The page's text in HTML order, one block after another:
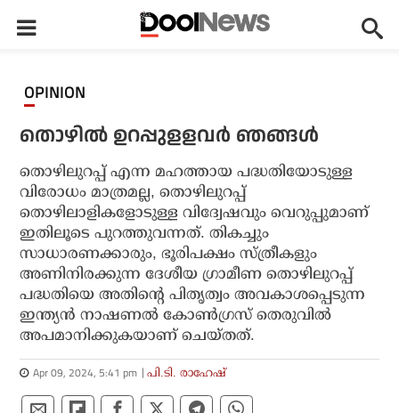
OPINION
തൊഴില്‍ ഉറപ്പുളളവര്‍ ഞങ്ങള്‍
തൊഴിലുറപ്പ് എന്ന മഹത്തായ പദ്ധതിയോടുള്ള
വിരോധം മാത്രമല്ല, തൊഴിലുറപ്പ്
തൊഴിലാളികളോടുള്ള വിദ്വേഷവും വെറുപ്പുമാണ്
ഇതിലൂടെ പുറത്തുവന്നത്. തികച്ചും
സാധാരണക്കാരും, ഭൂരിപക്ഷം സ്ത്രീകളും
അണിനിരക്കുന്ന ദേശീയ ഗ്രാമീണ തൊഴിലുറപ്പ്
പദ്ധതിയെ അതിന്റെ പിതൃത്വം അവകാശപ്പെടുന്ന
ഇന്ത്യന്‍ നാഷണല്‍ കോണ്‍ഗ്രസ് തെരുവില്‍
അപമാനിക്കുകയാണ് ചെയ്തത്.
Apr 09, 2024, 5:41 pm പി.ടി. രാഹേഷ്